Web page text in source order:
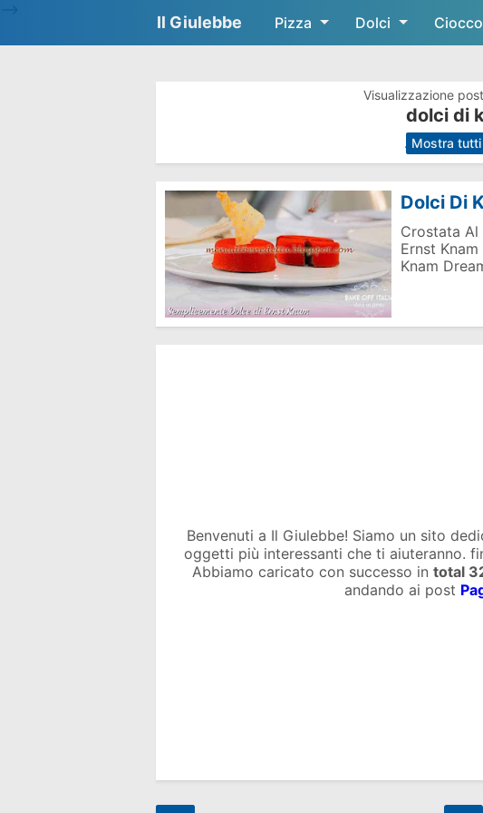
Il Giulebbe Pizza Dolci
Visualizzazione
dolci di
. Mostra
Dolci Di
Crostata Al
Ernst
Knam
Benvenuti a Il Giulebbe! Siamo un sito
oggetti più interessanti che ti aiuteranno.
Abbiamo caricato con successo in total
andando ai post